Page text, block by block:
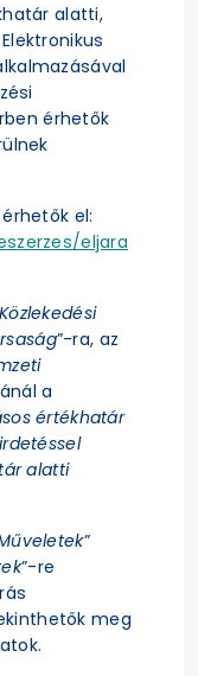
alatti,
érhetők
el:
eljara
”-ra, az
a
értékhatár
alatti
”
”-re
meg